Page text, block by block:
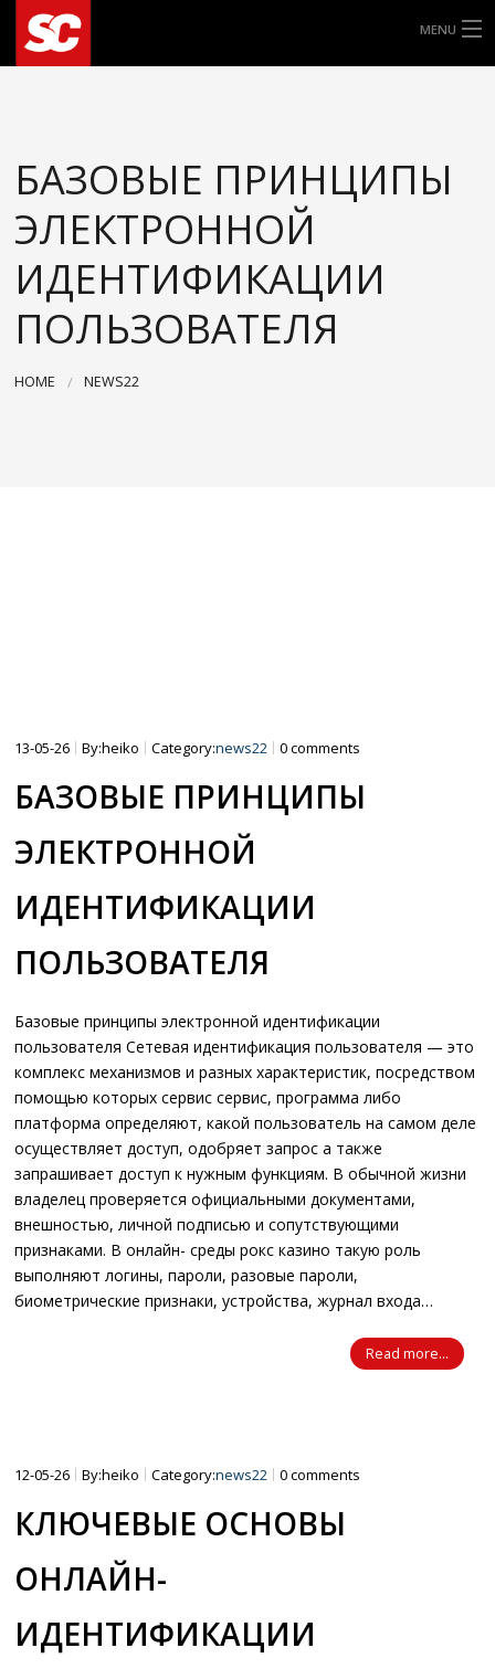
MENU
11″
БАЗОВЫЕ ПРИНЦИПЫ
ЭЛЕКТРОННОЙ
ИДЕНТИФИКАЦИИ
ПОЛЬЗОВАТЕЛЯ
HOME NEWS22
13-05-26 By:heiko Category:news22 0 comments
БАЗОВЫЕ ПРИНЦИПЫ
ЭЛЕКТРОННОЙ
ИДЕНТИФИКАЦИИ
ПОЛЬЗОВАТЕЛЯ
Базовые принципы электронной идентификации
пользователя Сетевая идентификация пользователя — это
комплекс механизмов и разных характеристик, посредством
помощью которых сервис сервис, программа либо
платформа определяют, какой пользователь на самом деле
осуществляет доступ, одобряет запрос а также
запрашивает доступ к нужным функциям. В обычной жизни
владелец проверяется официальными документами,
внешностью, личной подписью и сопутствующими
признаками. В онлайн- среды рокс казино такую роль
выполняют логины, пароли, разовые пароли,
биометрические признаки, устройства, журнал входа…
Read more...
12-05-26 By:heiko Category:news22 0 comments
КЛЮЧЕВЫЕ ОСНОВЫ
ОНЛАЙН-
ИДЕНТИФИКАЦИИ